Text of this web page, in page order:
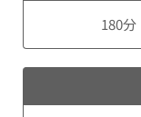
180分